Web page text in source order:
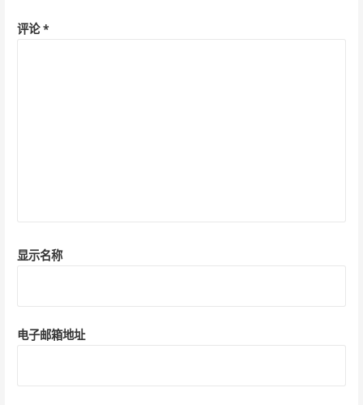
评论*
显示名称
电子邮箱地址